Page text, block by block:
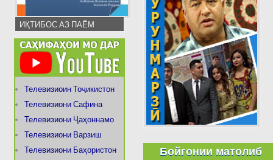
ИҚТИБОС АЗ ПАЁМ
Телевизиоин Тоҷикистон
Телевизиони Сафина
Телевизиони Ҷаҳоннамо
Телевизиони Варзиш
Телевизиони Баҳористон
Бойгонии матолиб